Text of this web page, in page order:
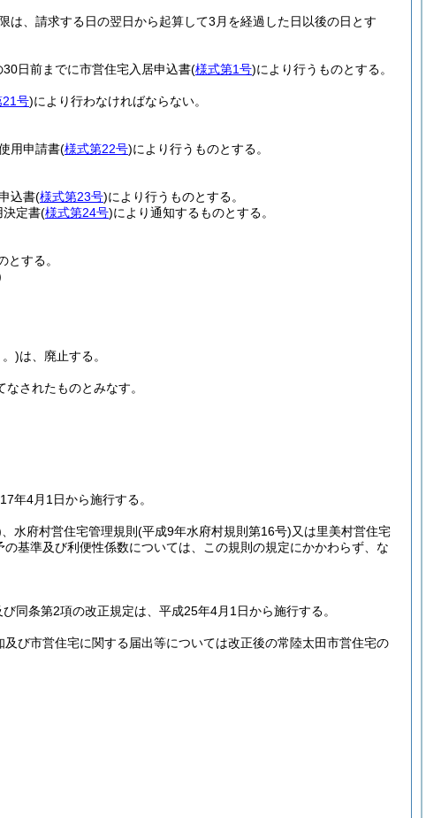
、請求する日の翌日から起算して3月を経過した日以後の日とす
日前までに市営住宅入居申込書(様式第1号)により行うものとする。
21号)により行わなければならない。
用申請書(様式第22号)により行うものとする。
込書(様式第23号)により行うものとする。
決定書(様式第24号)により通知するものとする。
とする。
)は、廃止する。
されたものとみなす。
年4月1日から施行する。
、水府村営住宅管理規則 (平成9年水府村規則第16号)又は里美村営住宅
基準及び利便性係数については、この規則の規定にかかわらず、な
同条第2項の改正規定は、平成25年4月1日から施行する。
び市営住宅に関する届出等については改正後の常陸太田市営住宅の